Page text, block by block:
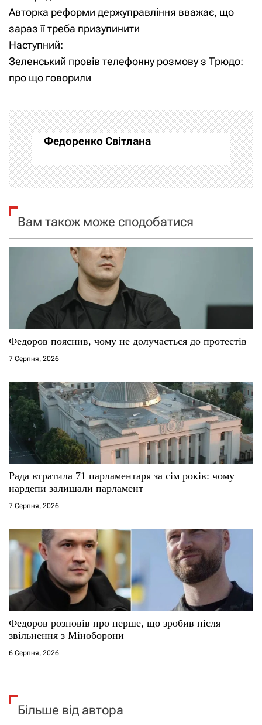
а
в
і
а
ц
і
а
с
і
в
Авторка реформи держуправління вважає, що
зараз її треба призупинити
Наступний:
Зеленський провів телефонну розмову з Трюдо:
про що говорили
Федоренко Світлана
Вам також може сподобатися
Федоров пояснив, чому не долучається до протестів
7 Серпня, 2026
Рада втратила 71 парламентаря за сім років: чому
нардепи залишали парламент
7 Серпня, 2026
Федоров розповів про перше, що зробив після
звільнення з Міноборони
6 Серпня, 2026
Більше від автора